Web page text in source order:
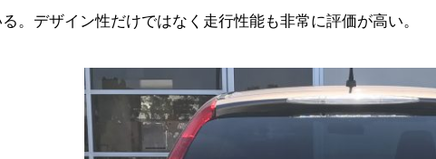
。デザイン性だけではなく走行性能も非常に評価が高い。